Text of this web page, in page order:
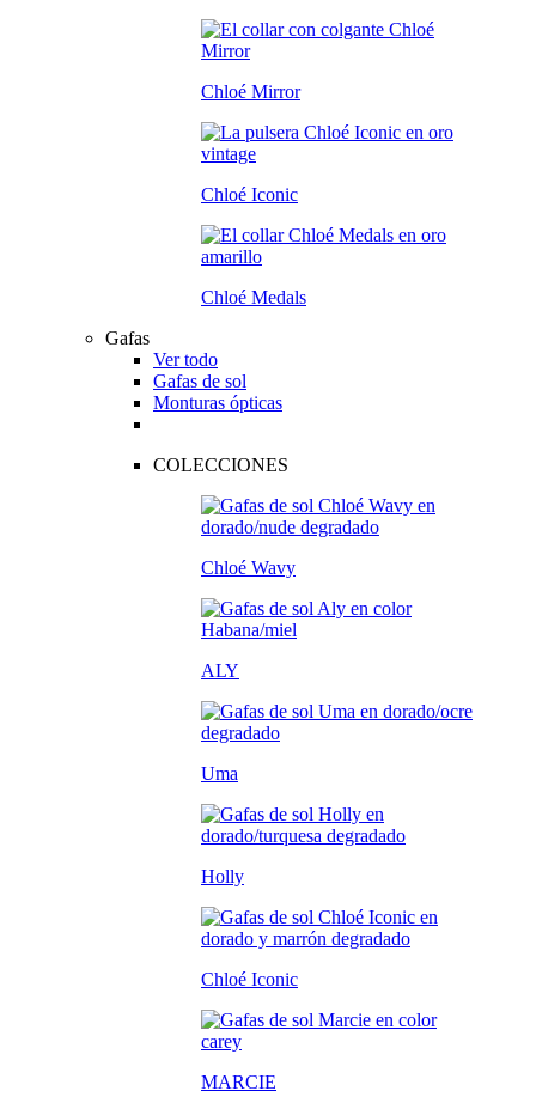
Chloé Mirror
Chloé Iconic
Chloé Medals
Gafas
Ver todo
Gafas de sol
Monturas ópticas
COLECCIONES
Chloé Wavy
ALY
Uma
Holly
Chloé Iconic
MARCIE